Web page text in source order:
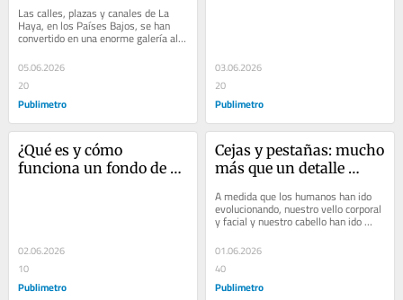
Las calles, plazas y canales de La
Haya, en los Países Bajos, se han
convertido en una enorme galería al
aire libre gracias a BlowUp Jubilee,
una...
05.06.2026
20
Publimetro
03.06.2026
20
Publimetro
¿Qué es y cómo
funciona un fondo de
02.06.2026
10
Publimetro
Cejas y pestañas: mucho
más que un detalle
A medida que los humanos han ido
evolucionando, nuestro vello corporal
y facial y nuestro cabello han ido
disminuyendo con el tiempo. Sin
embargo, las...
01.06.2026
40
Publimetro